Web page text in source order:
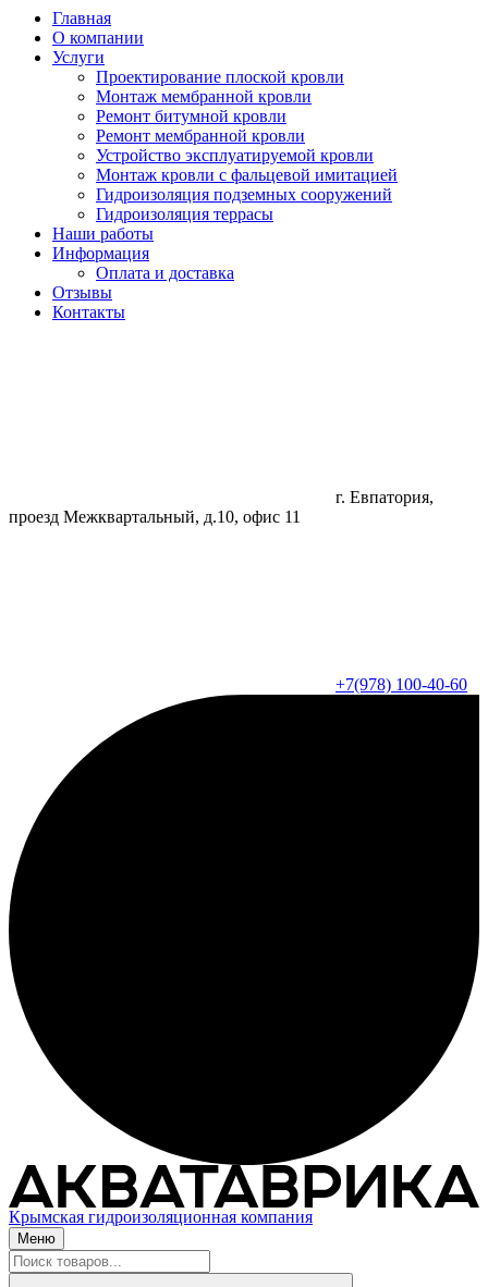
Главная
О компании
Услуги
Проектирование плоской кровли
Монтаж мембранной кровли
Ремонт битумной кровли
Ремонт мембранной кровли
Устройство эксплуатируемой кровли
Монтаж кровли с фальцевой имитацией
Гидроизоляция подземных сооружений
Гидроизоляция террасы
Наши работы
Информация
Оплата и доставка
Отзывы
Контакты
г. Евпатория,
проезд Межквартальный, д.10, офис 11
+7(978) 100-40-60
Крымская гидроизоляционная компания
Меню